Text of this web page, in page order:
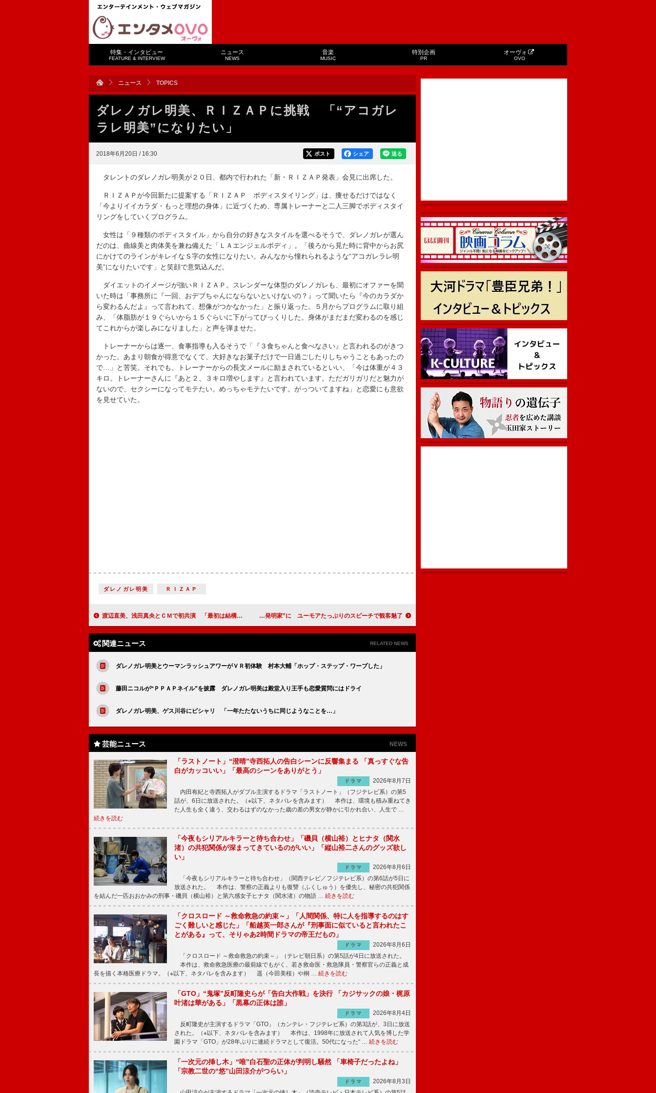
特集・インタビュー
FEATURE & INTERVIEW
ニュース
NEWS
音楽
MUSIC
特別企画
PR
オーヴォ
OVO
ニュース TOPICS
ダレノガレ明美、ＲＩＺＡＰに挑戦 「“アコガレ
ラレ明美”になりたい」
2018年6月20日 / 16:30 送る
シェア
ポスト
タレントのダレノガレ明美が２０日、都内で行われた「新・ＲＩＺＡＰ発表」会見に出席した。
ＲＩＺＡＰが今回新たに提案する「ＲＩＺＡＰ ボディスタイリング」は、痩せるだけではなく
「今よりイイカラダ・もっと理想の身体」に近づくため、専属トレーナーと二人三脚でボディスタイ
リングをしていくプログラム。
女性は「９種類のボディスタイル」から自分の好きなスタイルを選べるそうで、ダレノガレが選ん
だのは、曲線美と肉体美を兼ね備えた「ＬＡエンジェルボディ」。「後ろから見た時に背中からお尻
にかけてのラインがキレイなＳ字の女性になりたい。みんなから憧れられるような“アコガレラレ明
美”になりたいです」と笑顔で意気込んだ。
ダイエットのイメージが強いＲＩＺＡＰ。スレンダーな体型のダレノガレも、最初にオファーを聞
いた時は「事務所に『一回、おデブちゃんにならないといけないの？』って聞いたら『今のカラダか
ら変わるんだよ』って言われて、想像がつかなかった」と振り返った。５月からプログラムに取り組
み、「体脂肪が１９ぐらいから１５ぐらいに下がってびっくりした。身体がまだまだ変わるのを感じ
てこれからが楽しみになりました」と声を弾ませた。
トレーナーからは逐一、食事指導も入るそうで「『３食ちゃんと食べなさい』と言われるのがきつ
かった。あまり朝食が得意でなくて、大好きなお菓子だけで一日過ごしたりしちゃうこともあったの
で…」と苦笑。それでも、トレーナーからの長文メールに励まされているといい、「今は体重が４３
キロ。トレーナーさんに『あと２、３キロ増やします』と言われています。ただガリガリだと魅力が
ないので、セクシーになってモテたい。めっちゃモテたいです。がっついてますね」と恋愛にも意欲
を見せていた。
ダレノガレ明美 ＲＩＺＡＰ
渡辺直美、浅田真央とＣＭで初共演 「最初は結構、固まっちゃった」 稲垣吾郎＆香取慎吾、“謎の発明家”に ユーモアたっぷりのスピーチで観客魅了
関連ニュース RELATED NEWS
ダレノガレ明美とウーマンラッシュアワーがＶＲ初体験 村本大輔「ホップ・ステップ・ワープした」
藤田ニコルが“ＰＰＡＰネイル”を披露 ダレノガレ明美は殿堂入り王手も恋愛質問にはドライ
ダレノガレ明美、ゲス川谷にピシャリ 「一年たたないうちに同じようなことを…」
芸能ニュース NEWS
「ラストノート」“澄晴”寺西拓人の告白シーンに反響集まる 「真っすぐな告
白がカッコいい」「最高のシーンをありがとう」
ドラマ
2026年8月7日
内田有紀と寺西拓人がダブル主演するドラマ「ラストノート」（フジテレビ系）の第5
話が、6日に放送された。（※以下、ネタバレを含みます） 本作は、環境も積み重ねてき
た人生も全く違う、交わるはずのなかった歳の差の男女が静かに引かれ合い、人生で …
続きを読む
「今夜もシリアルキラーと待ち合わせ」「磯貝（横山裕）とヒナタ（関水
渚）の共犯関係が深まってきているのがいい」「縦山裕二さんのグッズ欲し
い」
ドラマ
2026年8月6日
「今夜もシリアルキラーと待ち合わせ」（関西テレビ／フジテレビ系）の第6話が5日に
放送された。 本作は、警察の正義よりも復讐（ふくしゅう）を優先し、秘密の共犯関係
を結んだ一匹おおかみの刑事・磯貝（横山裕）と第六感女子ヒナタ（関水渚）の物語 … 続きを読む
「クロスロード ～救命救急の約束～」「人間関係、特に人を指導するのはす
ごく難しいと感じた」「船越英一郎さんが『刑事面に似ていると言われたこ
とがある』って、そりゃあ2時間ドラマの帝王だもの」
ドラマ
2026年8月6日
「クロスロード ～救命救急の約束～」（テレビ朝日系）の第5話が4日に放送された。
本作は、救命救急医療の最前線でもがく、若き救命医・救急隊員・警察官らの正義と成
長を描く本格医療ドラマ。（※以下、ネタバレを含みます） 遥（今田美桜）や桐 … 続きを読む
「GTO」“鬼塚”反町隆史らが「告白大作戦」を決行 「カジサックの娘・梶原
叶渚は華がある」「黒幕の正体は誰」
ドラマ
2026年8月4日
反町隆史が主演するドラマ「GTO」（カンテレ・フジテレビ系）の第3話が、3日に放送
された。（※以下、ネタバレを含みます） 本作は、1998年に放送されて人気を博した学
園ドラマ「GTO」が28年ぶりに連続ドラマとして復活。50代になった“ … 続きを読む
「一次元の挿し木」“唯”白石聖の正体が判明し騒然 「車椅子だったよね」
「宗教二世の“悠”山田涼介がつらい」
ドラマ
2026年8月3日